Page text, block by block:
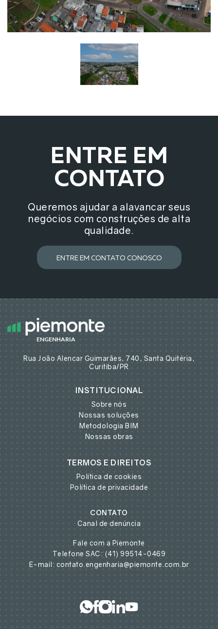
ENTRE EM
CONTATO
Queremos ajudar a alavancar seus
negócios com construções de alta
qualidade.
ENTRE EM CONTATO CONOSCO
ENGENHARIA
Rua João Alencar Guimarães, 740, Santa Quitéria,
Curitiba/PR
INSTITUCIONAL
Sobre nós
Nossas soluções
Metodologia BIM
Nossas obras
TERMOS E DIREITOS
Política de cookies
Política de privacidade
CONTATO
Canal de denúncia
Fale com a Piemonte
Telefone SAC: (41) 99514-0469
E-mail: contato.engenharia@piemonte.com.br